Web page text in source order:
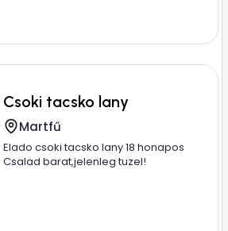
Csoki tacsko lany
Martfű
Elado csoki tacsko lany 18 honapos
Csalad barat,jelenleg tuzel!